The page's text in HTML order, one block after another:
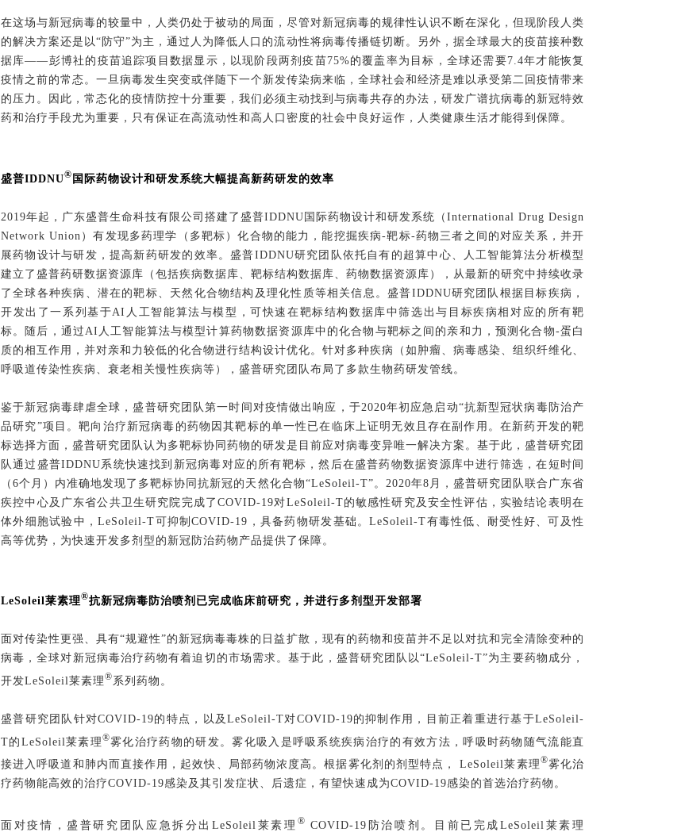
在这场与新冠病毒的较量中，人类仍处于被动的局面，尽管对新冠病毒的规律性认识不断在深化，但现阶段人类
的解决方案还是以“防守”为主，通过人为降低人口的流动性将病毒传播链切断。另外，据全球最大的疫苗接种数
据库——彭博社的疫苗追踪项目数据显示，以现阶段两剂疫苗75%的覆盖率为目标，全球还需要7.4年才能恢复
疫情之前的常态。一旦病毒发生突变或伴随下一个新发传染病来临，全球社会和经济是难以承受第二回疫情带来
的压力。因此，常态化的疫情防控十分重要，我们必须主动找到与病毒共存的办法，研发广谱抗病毒的新冠特效
药和治疗手段尤为重要，只有保证在高流动性和高人口密度的社会中良好运作，人类健康生活才能得到保障。
盛普IDDNU® 国际药物设计和研发系统大幅提高新药研发的效率
2019年起，广东盛普生命科技有限公司搭建了盛普IDDNU国际药物设计和研发系统（International Drug Design
Network Union）有发现多药理学（多靶标）化合物的能力，能挖掘疾病-靶标-药物三者之间的对应关系，并开
展药物设计与研发，提高新药研发的效率。盛普IDDNU研究团队依托自有的超算中心、人工智能算法分析模型
建立了盛普药研数据资源库（包括疾病数据库、靶标结构数据库、药物数据资源库），从最新的研究中持续收录
了全球各种疾病、潜在的靶标、天然化合物结构及理化性质等相关信息。盛普IDDNU研究团队根据目标疾病，
开发出了一系列基于AI人工智能算法与模型，可快速在靶标结构数据库中筛选出与目标疾病相对应的所有靶
标。随后，通过AI人工智能算法与模型计算药物数据资源库中的化合物与靶标之间的亲和力，预测化合物-蛋白
质的相互作用，并对亲和力较低的化合物进行结构设计优化。针对多种疾病（如肿瘤、病毒感染、组织纤维化、
呼吸道传染性疾病、衰老相关慢性疾病等），盛普研究团队布局了多款生物药研发管线。
鉴于新冠病毒肆虐全球，盛普研究团队第一时间对疫情做出响应，于2020年初应急启动“抗新型冠状病毒防治产
品研究”项目。靶向治疗新冠病毒的药物因其靶标的单一性已在临床上证明无效且存在副作用。在新药开发的靶
标选择方面，盛普研究团队认为多靶标协同药物的研发是目前应对病毒变异唯一解决方案。基于此，盛普研究团
队通过盛普IDDNU系统快速找到新冠病毒对应的所有靶标，然后在盛普药物数据资源库中进行筛选，在短时间
（6个月）内准确地发现了多靶标协同抗新冠的天然化合物“LeSoleil-T”。2020年8月，盛普研究团队联合广东省
疾控中心及广东省公共卫生研究院完成了COVID-19对LeSoleil-T的敏感性研究及安全性评估，实验结论表明在
体外细胞试验中，LeSoleil-T可抑制COVID-19，具备药物研发基础。LeSoleil-T有毒性低、耐受性好、可及性
高等优势，为快速开发多剂型的新冠防治药物产品提供了保障。
LeSoleil莱素理®抗新冠病毒防治喷剂已完成临床前研究，并进行多剂型开发部署
面对传染性更强、具有“规避性”的新冠病毒毒株的日益扩散，现有的药物和疫苗并不足以对抗和完全清除变种的
病毒，全球对新冠病毒治疗药物有着迫切的市场需求。基于此，盛普研究团队以“LeSoleil-T”为主要药物成分，
开发LeSoleil莱素理® 系列药物。
盛普研究团队针对COVID-19的特点，以及LeSoleil-T对COVID-19的抑制作用，目前正着重进行基于LeSoleil-
T的LeSoleil莱素理®雾化治疗药物的研发。雾化吸入是呼吸系统疾病治疗的有效方法，呼吸时药物随气流能直
接进入呼吸道和肺内而直接作用，起效快、局部药物浓度高。根据雾化剂的剂型特点， LeSoleil莱素理®雾化治
疗药物能高效的治疗COVID-19感染及其引发症状、后遗症，有望快速成为COVID-19感染的首选治疗药物。
面对疫情，盛普研究团队应急拆分出LeSoleil莱素理 ® COVID-19防治喷剂。目前已完成LeSoleil莱素理